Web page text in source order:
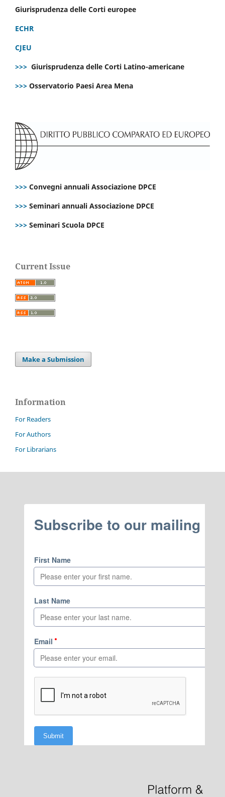
Giurisprudenza delle Corti europee
ECHR
CJEU
>>> Giurisprudenza delle Corti Latino-americane
>>> Osservatorio Paesi Area Mena
>>> Convegni annuali Associazione DPCE
>>> Seminari annuali Associazione DPCE
>>> Seminari Scuola DPCE
Current Issue
Make a Submission
Information
For Readers
For Authors
For Librarians